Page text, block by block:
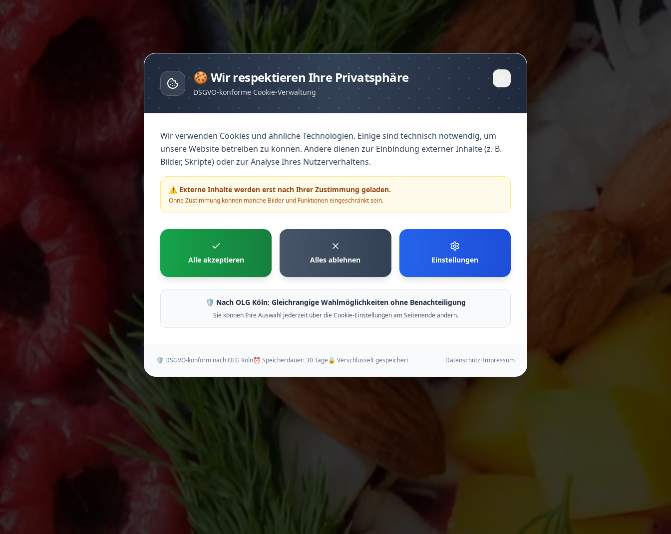
Brunch Factory
Frühstück & Brunch
frisch • vielfältig • stilvoll
✨ Speisekarte ansehen
🍪 Wir respektieren Ihre Privatsphäre
DSGVO-konforme Cookie-Verwaltung
Wir verwenden Cookies und ähnliche Technologien. Einige sind technisch notwendig, um
unsere Website betreiben zu können. Andere dienen zur Einbindung externer Inhalte (z. B.
Bilder, Skripte) oder zur Analyse Ihres Nutzerverhaltens.
⚠️ Externe Inhalte werden erst nach Ihrer Zustimmung geladen.
Ohne Zustimmung können manche Bilder und Funktionen eingeschränkt sein.
Alle akzeptieren Alles ablehnen Einstellungen
🛡 Nach OLG Köln: Gleichrangige Wahlmöglichkeiten ohne Benachteiligung
Sie können Ihre Auswahl jederzeit über die Cookie-Einstellungen am Seitenende ändern.
🛡 DSGVO-konform nach OLG Köln⏰ Speicherdauer: 30 Tage🔒 Verschlüsselt gespeichert Datenschutz•Impressum